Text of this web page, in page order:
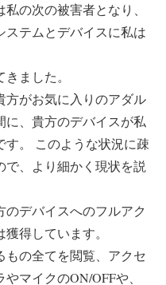
の次の被害者となり、
テムとデバイスに私は
ました。
方がお気に入りのアダル
に、貴方のデバイスが私
。 このような状況に疎
、より細かく現状を説
のデバイスへのフルアク
得しています。
もの全てを閲覧、アクセ
マイクのON/OFFや、